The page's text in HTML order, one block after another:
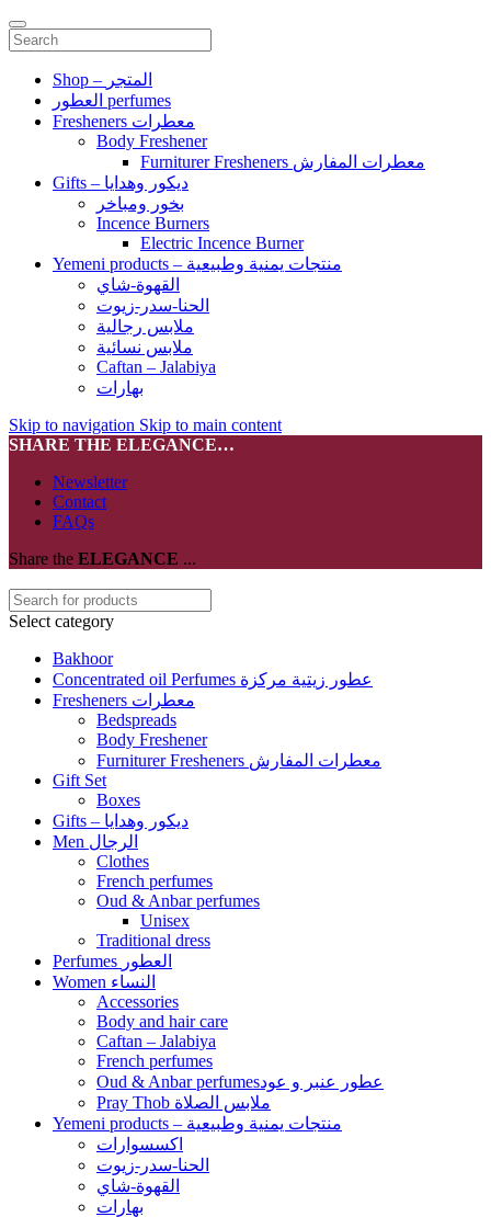
Shop – المتجر
العطور perfumes
Fresheners معطرات
Body Freshener
Furniturer Fresheners معطرات المفارش
Gifts – ديكور وهدايا
بخور ومباخر
Incence Burners
Electric Incence Burner
Yemeni products – منتجات يمنية وطبيعية
القهوة-شاي
الحنا-سدر-زيوت
ملابس رجالية
ملابس نسائية
Caftan – Jalabiya
بهارات
Skip to navigation Skip to main content
SHARE THE ELEGANCE…
Newsletter
Contact
FAQs
Share the ELEGANCE ...
Select category
Bakhoor
Concentrated oil Perfumes عطور زيتية مركزة
Fresheners معطرات
Bedspreads
Body Freshener
Furniturer Fresheners معطرات المفارش
Gift Set
Boxes
Gifts – ديكور وهدايا
Men الرجال
Clothes
French perfumes
Oud & Anbar perfumes
Unisex
Traditional dress
Perfumes العطور
Women النساء
Accessories
Body and hair care
Caftan – Jalabiya
French perfumes
Oud & Anbar perfumesعطور عنبر و عود
Pray Thob ملابس الصلاة
Yemeni products – منتجات يمنية وطبيعية
اكسسوارات
الحنا-سدر-زيوت
القهوة-شاي
بهارات